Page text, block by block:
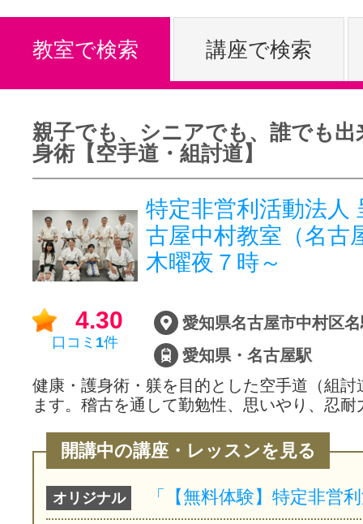
特集をみる
グッドスク
掲載のお問
教室で検索 講座で検索
親子でも、シニアでも、誰でも出
身術【空手道・組討道】
特定非営利活動法人
古屋中村教室（名古
木曜夜７時～
4.30
口コミ 1件
愛知県名古屋市中村区
愛知県・名古屋駅
健康・護身術・躾を目的とした空手道（組討
ます。稽古を通して勤勉性、思いやり、忍
開講中の講座・レッスンを見る
オリジナル